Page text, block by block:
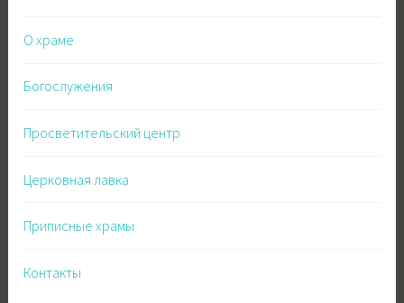
О храме
Богослужения
Просветительский центр
Церковная лавка
Приписные храмы
Контакты